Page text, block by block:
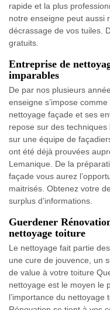
rapide et la plus
notre enseigne peut aussi
décrassage de vos tuiles.
gratuits.
Entreprise de
imparables
De par nos plusieurs
enseigne s’impose
nettoyage façade et ses
repose sur des
sur une équipe de
ont été déjà prouvées
Lemanique. De la
façade vous aurez
maitrisés. Obtenez votre
surplus d’informations.
Guerdener
nettoyage toiture
Le nettoyage fait partie
une cure de jouvence, un
de value à votre toiture
nettoyage est le moyen le
l’importance du